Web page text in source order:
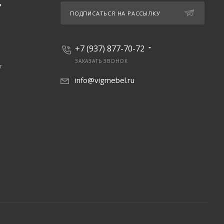
ПОДПИСАТЬСЯ НА РАССЫЛКУ
+7 (937) 877-70-72
ЗАКАЗАТЬ ЗВОНОК
info@vigmebel.ru